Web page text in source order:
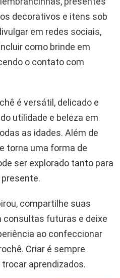
decorativos e itens sob
em redes sociais,
como brinde em
o contato com
é versátil, delicado e
utilidade e beleza em
as idades. Além de
torna uma forma de
ser explorado tanto para
compartilhe suas
consultas futuras e deixe
ao confeccionar
Criar é sempre
aprendizados.